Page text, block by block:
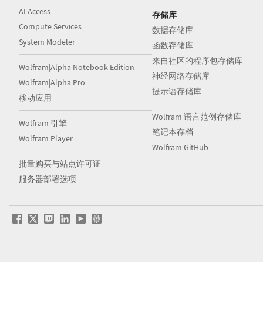
AI Access
Compute Services
System Modeler
Wolfram|Alpha Notebook Edition
Wolfram|Alpha Pro
移动应用
Wolfram 引擎
Wolfram Player
批量购买与站点许可证
服务器部署选项
存储库
数据存储库
函数存储库
来自社区的程序包存储库
神经网络存储库
提示语存储库
Wolfram 语言范例存储库
笔记本存档
Wolfram GitHub